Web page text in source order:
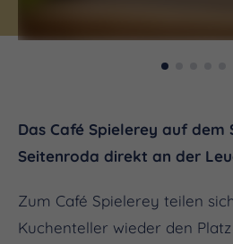
Das Café Spielerey auf dem
Seitenroda direkt an der
Zum Café Spielerey teilen
Kuchenteller wieder den